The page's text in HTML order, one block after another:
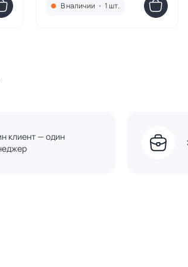
В наличии • 1 шт.
клиент — один